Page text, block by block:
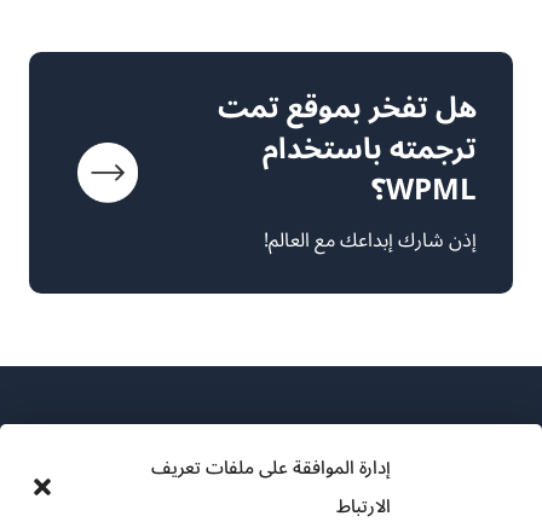
إدارة الموافقة على ملفات تعريف
الارتباط
هل تفخر بموقع تمت
ترجمته باستخدام
WPML؟
إذن شارك إبداعك مع العالم!